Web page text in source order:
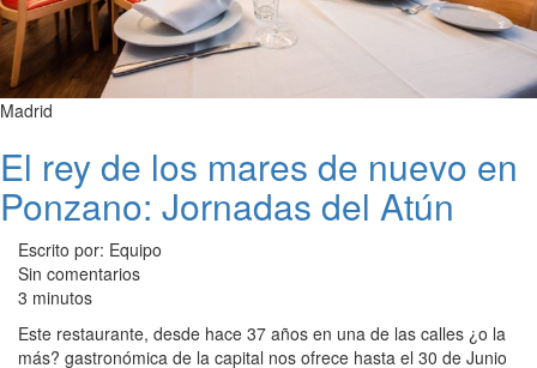
Madrid
El rey de los mares de nuevo en
Ponzano: Jornadas del Atún
Escrito por: Equipo
Sin comentarios
3 minutos
Este restaurante, desde hace 37 años en una de las calles ¿o la
más? gastronómica de la capital nos ofrece hasta el 30 de Junio